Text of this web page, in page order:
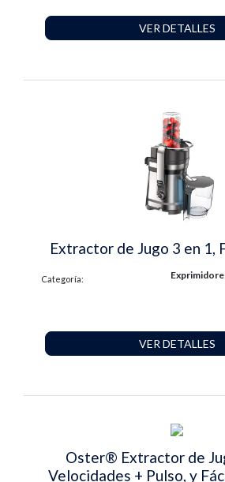
VER DETALLES
Extractor de Jugo 3 en 1,
Categoría:
VER DETALLES
Oster® Extractor de
Velocidades + Pulso, y